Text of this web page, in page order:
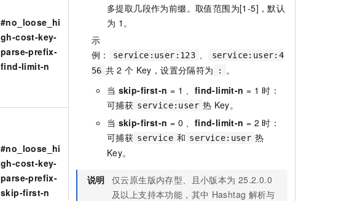
多提取几段作为前缀。取值范围为[1-5]，默认
为 1。
示
例：
service:user:123
service:user:4
56 共 2 个 Key，设置分隔符为 :
。
当 skip-first-n = 1 、 find-limit-n = 1 时：
可捕获 service:user 热 Key。
当 skip-first-n = 0 、 find-limit-n = 2 时：
可捕获 service 和 service:user 热
Key。
说明 仅云原生版内存型、且小版本为 25.2.0.0
及以上支持本功能，其中 Hashtag 解析与
#no_loose_hi
gh-cost-key-
parse-prefix-
find-limit-n
#no_loose_hi
gh-cost-key-
parse-prefix-
skip-first-n